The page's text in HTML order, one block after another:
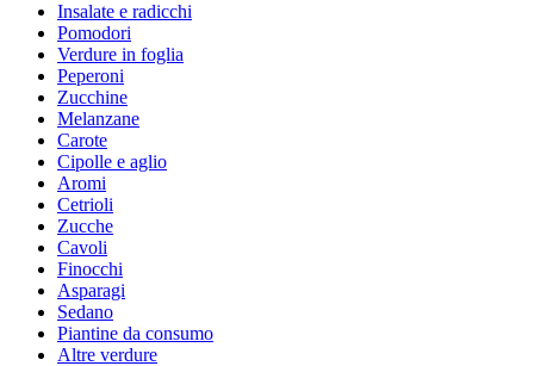
Insalate e radicchi
Pomodori
Verdure in foglia
Peperoni
Zucchine
Melanzane
Carote
Cipolle e aglio
Aromi
Cetrioli
Zucche
Cavoli
Finocchi
Asparagi
Sedano
Piantine da consumo
Altre verdure